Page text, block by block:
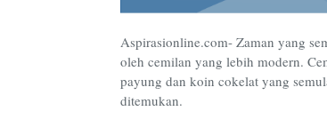
Aspirasionline.com- Zaman yang
oleh cemilan yang lebih modern.
payung dan koin cokelat yang
ditemukan.